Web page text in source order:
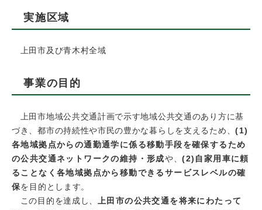
実施区域
上田市及び青木村全域
事業の目的
上田市地域公共交通計画で示す地域公共交通のあり方に基
づき、都市の持続性や市民の豊かな暮らしを支えるため、(1)
各地域拠点からの通勤通学に係る移動手段を確保するため
の公共交通ネットワークの維持・形成や、(2)自家用車に頼
ることなく各地域拠点から移動できるサービスレベルの確
保を目的とします。
この目的を達成し、 上田市の公共交通を将来にわたって